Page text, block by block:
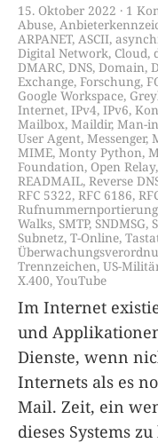
15. Oktober 2022 1
Abuse,
ARPANET, ASCII,
Digital Network, Cloud,
DMARC, DNS, Domain,
Exchange, Forschung,
Google Workspace,
Internet, IPv4,IPv6,
Mailbox, Maildir, Man-
User Agent, Messenger,
MIME, Monty Python,
Foundation, Open Relay,
READMAIL, Reverse
RFC 5322, RFC 6186,
Rufnummernportierung
Walks, SMTP, SNDMSG,
Subnetz, T-Online,
Trennzeichen, US-Militär
X.400, YouTube
Im Internet
und
Dienste, wenn
Internets als es
Mail. Zeit, ein
dieses Systems